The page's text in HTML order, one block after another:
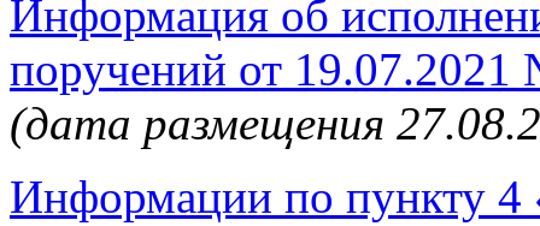
Информация об
поручений от
(дата размещения
Информации по пункту 4